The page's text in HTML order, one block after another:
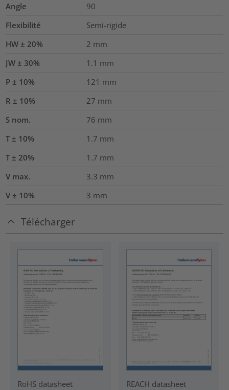
Angle
90
Flexibilité
Semi-rigide
HW ± 20%
2 mm
JW ± 30%
1.1 mm
P ± 10%
121 mm
R ± 10%
27 mm
S nom.
76 mm
T ± 10%
1.7 mm
T ± 20%
1.7 mm
V max.
3.3 mm
V ± 10%
3 mm
Télécharger
RoHS datasheet REACH datasheet